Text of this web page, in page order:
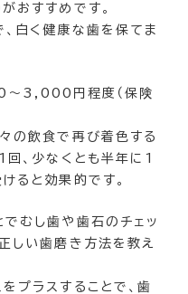
おすすめです。
白く健康な歯を保てま
〜3,000円程度（保険
の飲食で再び着色する
、少なくとも半年に1
ると効果的です。
むし歯や歯石のチェッ
しい歯磨き方法を教え
プラスすることで、歯